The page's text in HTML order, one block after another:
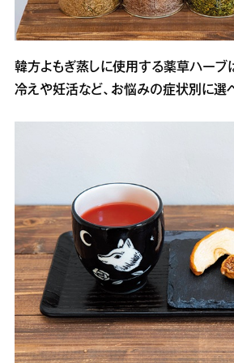
韓方よもぎ蒸しに使用する薬草ハーブ
冷えや妊活など、お悩みの症状別に選